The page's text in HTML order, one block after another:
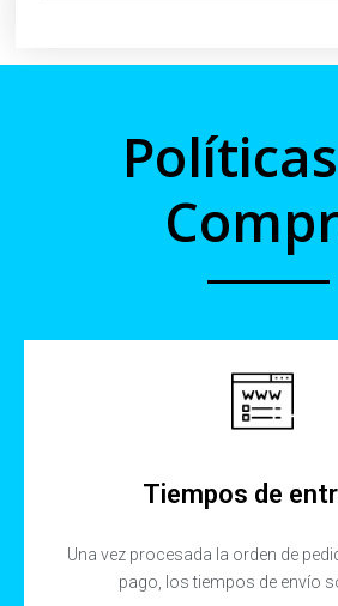
Tiempos de
Una vez procesada la orden de
pago, los tiempos de envío